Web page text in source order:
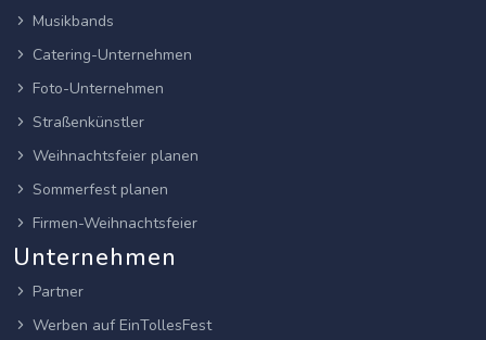
Musikbands
Catering-Unternehmen
Foto-Unternehmen
Straßenkünstler
Weihnachtsfeier planen
Sommerfest planen
Firmen-Weihnachtsfeier
Unternehmen
Partner
Werben auf EinTollesFest